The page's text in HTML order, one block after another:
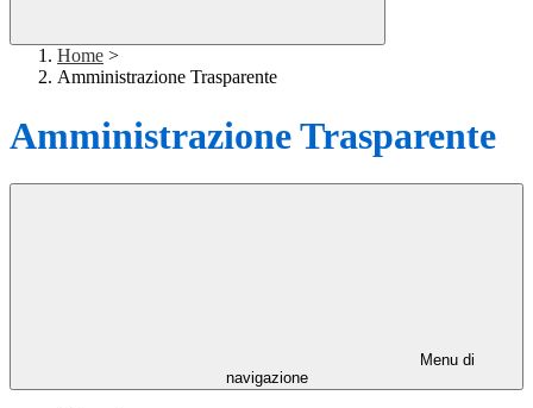
Home >
Amministrazione Trasparente
Amministrazione Trasparente
Menu di
navigazione